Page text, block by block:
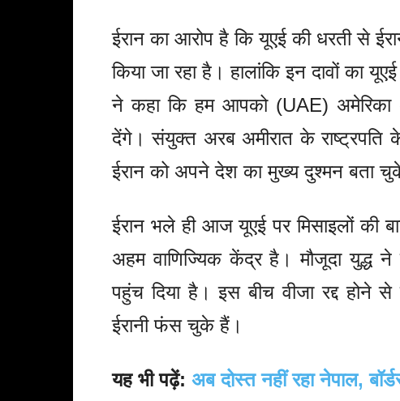
ईरान का आरोप है कि यूएई की धरती से
किया जा रहा है। हालांकि इन दावों का
ने कहा कि हम आपको (UAE)
देंगे। संयुक्त अरब अमीरात के राष्ट्रपति
ईरान को अपने देश का मुख्य दुश्मन बता
ईरान भले ही आज यूएई पर मिसाइलों की
अहम वाणिज्यिक केंद्र है। मौजूदा युद्ध
पहुंच दिया है। इस बीच वीजा रद्द होने
ईरानी फंस चुके हैं।
यह भी पढ़ें: अब दोस्त नहीं रहा नेपाल,